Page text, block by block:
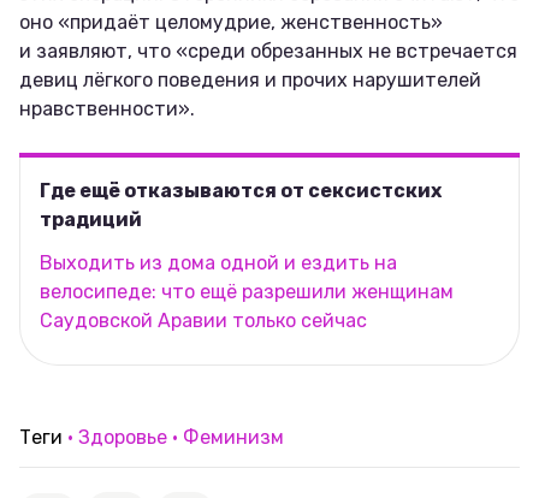
оно «придаёт целомудрие, женственность»
и заявляют, что «среди обрезанных не встречается
девиц лёгкого поведения и прочих нарушителей
нравственности».
Где ещё отказываются от сексистских
традиций
Выходить из дома одной и ездить на
велосипеде: что ещё разрешили женщинам
Саудовской Аравии только сейчас
Теги Здоровье Феминизм